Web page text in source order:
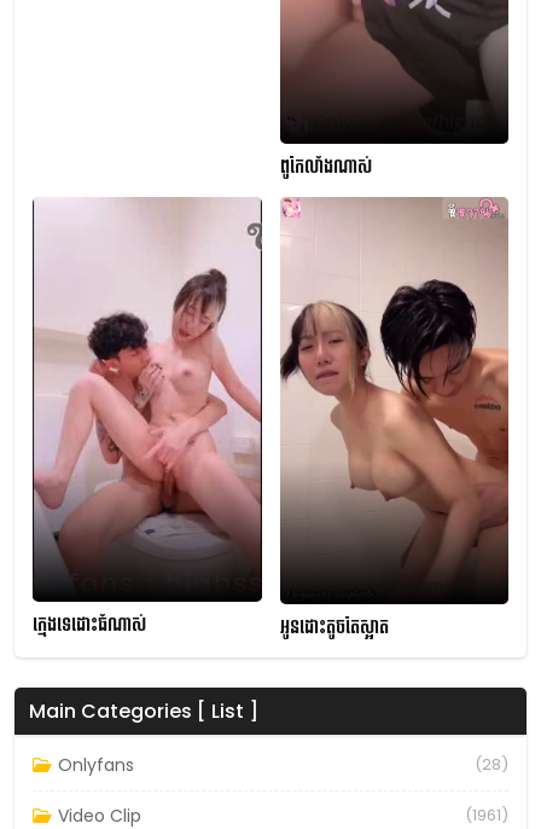
ពូកែលាំងណាស់
ក្មេងទេដោះធំណាស់ អូនដោះតូចតែស្អាត
Main Categories [ List ]
Onlyfans (28)
Video Clip (1961)